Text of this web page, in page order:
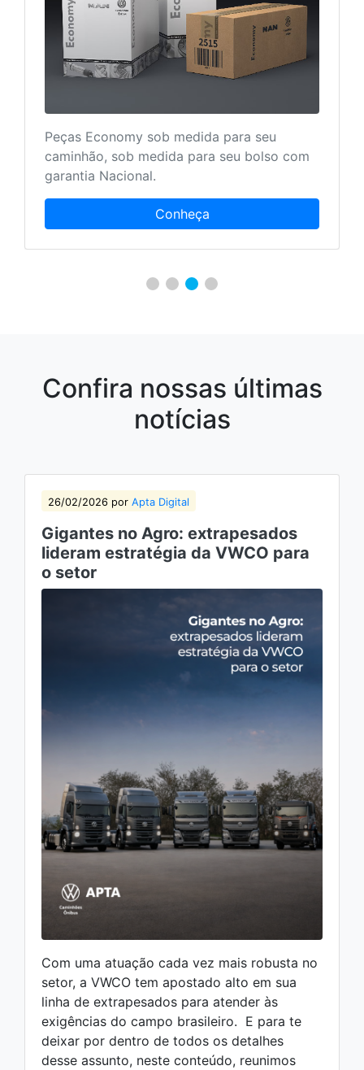
Peças Economy sob medida para seu
caminhão, sob medida para seu bolso com
garantia Nacional.
Conheça
Confira nossas últimas
notícias
26/02/2026 por Apta Digital
Gigantes no Agro: extrapesados
lideram estratégia da VWCO para
o setor
Com uma atuação cada vez mais robusta no
setor, a VWCO tem apostado alto em sua
linha de extrapesados para atender às
exigências do campo brasileiro. E para te
deixar por dentro de todos os detalhes
desse assunto, neste conteúdo, reunimos